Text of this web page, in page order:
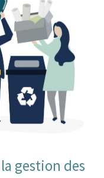
gestion des